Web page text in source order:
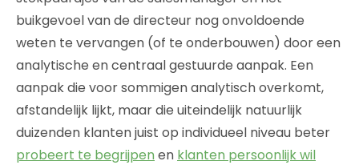
buikgevoel van de directeur nog onvoldoende
weten te vervangen (of te onderbouwen) door een
analytische en centraal gestuurde aanpak. Een
aanpak die voor sommigen analytisch overkomt,
afstandelijk lijkt, maar die uiteindelijk natuurlijk
duizenden klanten juist op individueel niveau beter
probeert te begrijpen en klanten persoonlijk wil